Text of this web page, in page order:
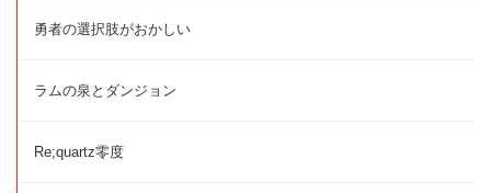
勇者の選択肢がおかしい
ラムの泉とダンジョン
Re;quartz零度